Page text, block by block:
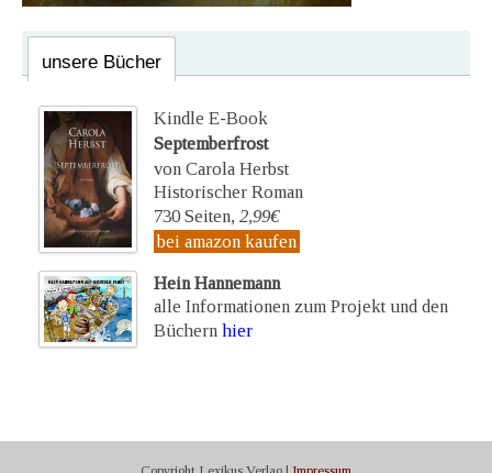
unsere Bücher
Kindle E-Book
Septemberfrost
von Carola Herbst
Historischer Roman
730 Seiten, 2,99€
bei amazon kaufen
Hein Hannemann
alle Informationen zum Projekt und den
Büchern hier